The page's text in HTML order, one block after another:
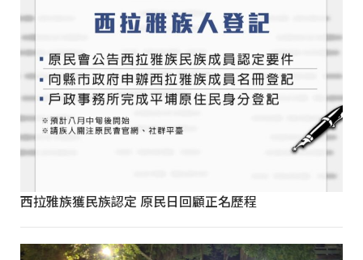
西拉雅族獲民族認定 原民日回顧正名歷程